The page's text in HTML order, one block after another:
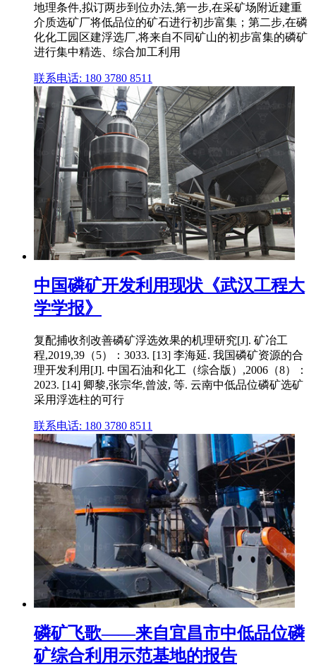
地理条件,拟订两步到位办法,第一步,在采矿场附近建重
介质选矿厂将低品位的矿石进行初步富集；第二步,在磷
化化工园区建浮选厂,将来自不同矿山的初步富集的磷矿
进行集中精选、综合加工利用
联系电话: 180 3780 8511
中国磷矿开发利用现状《武汉工程大
学学报》
复配捕收剂改善磷矿浮选效果的机理研究[J]. 矿冶工
程,2019,39（5）：3033. [13] 李海延. 我国磷矿资源的合
理开发利用[J]. 中国石油和化工（综合版）,2006（8）：
2023. [14] 卿黎,张宗华,曾波, 等. 云南中低品位磷矿选矿
采用浮选柱的可行
联系电话: 180 3780 8511
磷矿飞歌——来自宜昌市中低品位磷
矿综合利用示范基地的报告